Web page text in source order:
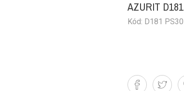
AZURIT D181
Kód: D181 PS30